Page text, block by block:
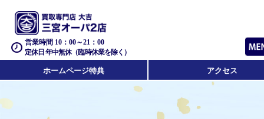
営業時間 10：00～21：00
定休日 年中無休（臨時休業を除く）
ホームページ特典 アクセス